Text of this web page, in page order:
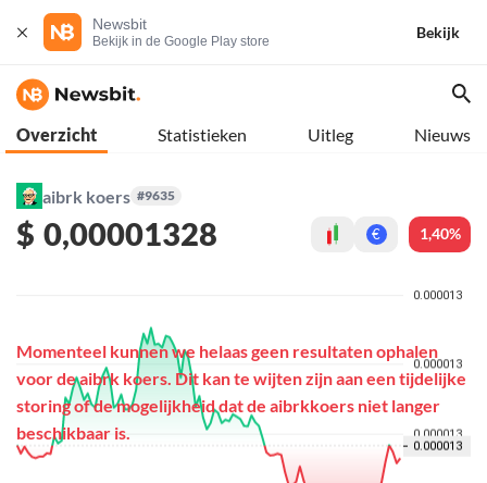
Newsbit
Bekijk in de Google Play store
Bekijk
Overzicht Statistieken Uitleg Nieuws
aibrk koers #9635
$ 0,00001328 € 1,40%
Momenteel kunnen we helaas geen resultaten ophalen
voor de aibrk koers. Dit kan te wijten zijn aan een tijdelijke
storing of de mogelijkheid dat de aibrkkoers niet langer
beschikbaar is.